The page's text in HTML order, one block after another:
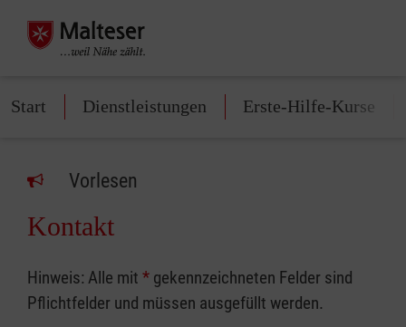
Start Dienstleistungen Erste-Hilfe-Kurse
Vorlesen
Kontakt
Hinweis: Alle mit * gekennzeichneten Felder sind
Pflichtfelder und müssen ausgefüllt werden.